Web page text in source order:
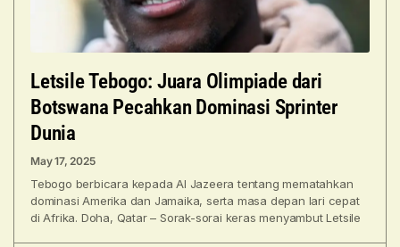
Letsile Tebogo: Juara Olimpiade dari
Botswana Pecahkan Dominasi Sprinter
Dunia
May 17, 2025
Tebogo berbicara kepada Al Jazeera tentang mematahkan
dominasi Amerika dan Jamaika, serta masa depan lari cepat
di Afrika. Doha, Qatar – Sorak-sorai keras menyambut Letsile